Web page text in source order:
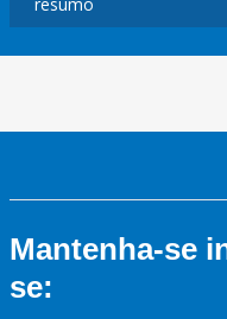
Mantenha-se
se: